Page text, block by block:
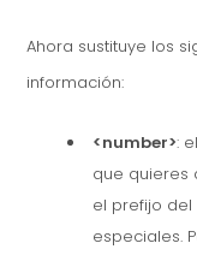
Ahora sustituye los
información:
<number>:
que quieres
el prefijo del
especiales.